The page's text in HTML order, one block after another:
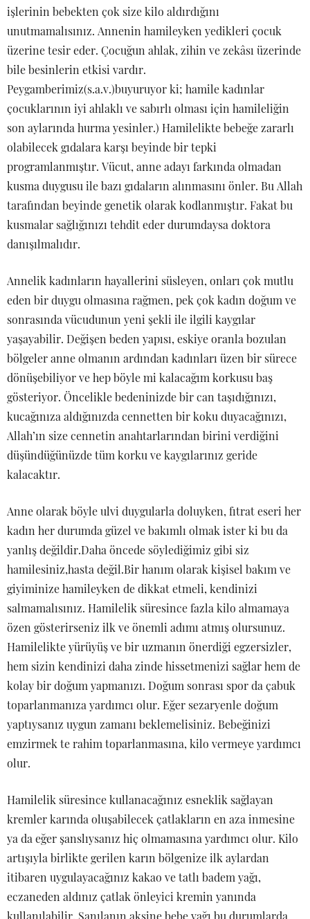
işlerinin bebekten çok size kilo aldırdığını
unutmamalısınız. Annenin hamileyken yedikleri çocuk
üzerine tesir eder. Çocuğun ahlak, zihin ve zekâsı üzerinde
bile besinlerin etkisi vardır.
Peygamberimiz(s.a.v.)buyuruyor ki; hamile kadınlar
çocuklarının iyi ahlaklı ve sabırlı olması için hamileliğin
son aylarında hurma yesinler.) Hamilelikte bebeğe zararlı
olabilecek gıdalara karşı beyinde bir tepki
programlanmıştır. Vücut, anne adayı farkında olmadan
kusma duygusu ile bazı gıdaların alınmasını önler. Bu Allah
tarafından beyinde genetik olarak kodlanmıştır. Fakat bu
kusmalar sağlığınızı tehdit eder durumdaysa doktora
danışılmalıdır.
Annelik kadınların hayallerini süsleyen, onları çok mutlu
eden bir duygu olmasına rağmen, pek çok kadın doğum ve
sonrasında vücudunun yeni şekli ile ilgili kaygılar
yaşayabilir. Değişen beden yapısı, eskiye oranla bozulan
bölgeler anne olmanın ardından kadınları üzen bir sürece
dönüşebiliyor ve hep böyle mi kalacağım korkusu baş
gösteriyor. Öncelikle bedeninizde bir can taşıdığınızı,
kucağınıza aldığınızda cennetten bir koku duyacağınızı,
Allah’ın size cennetin anahtarlarından birini verdiğini
düşündüğünüzde tüm korku ve kaygılarınız geride
kalacaktır.
Anne olarak böyle ulvi duygularla doluyken, fıtrat eseri her
kadın her durumda güzel ve bakımlı olmak ister ki bu da
yanlış değildir.Daha öncede söylediğimiz gibi siz
hamilesiniz,hasta değil.Bir hanım olarak kişisel bakım ve
giyiminize hamileyken de dikkat etmeli, kendinizi
salmamalısınız. Hamilelik süresince fazla kilo almamaya
özen gösterirseniz ilk ve önemli adımı atmış olursunuz.
Hamilelikte yürüyüş ve bir uzmanın önerdiği egzersizler,
hem sizin kendinizi daha zinde hissetmenizi sağlar hem de
kolay bir doğum yapmanızı. Doğum sonrası spor da çabuk
toparlanmanıza yardımcı olur. Eğer sezaryenle doğum
yaptıysanız uygun zamanı beklemelisiniz. Bebeğinizi
emzirmek te rahim toparlanmasına, kilo vermeye yardımcı
olur.
Hamilelik süresince kullanacağınız esneklik sağlayan
kremler karında oluşabilecek çatlakların en aza inmesine
ya da eğer şanslıysanız hiç olmamasına yardımcı olur. Kilo
artışıyla birlikte gerilen karın bölgenize ilk aylardan
itibaren uygulayacağınız kakao ve tatlı badem yağı,
eczaneden aldınız çatlak önleyici kremin yanında
kullanılabilir. Sanılanın aksine bebe yağı bu durumlarda